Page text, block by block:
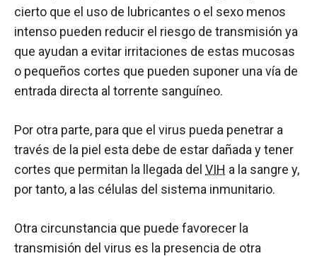
cierto que el uso de lubricantes o el sexo menos
intenso pueden reducir el riesgo de transmisión ya
que ayudan a evitar irritaciones de estas mucosas
o pequeños cortes que pueden suponer una vía de
entrada directa al torrente sanguíneo.
Por otra parte, para que el virus pueda penetrar a
través de la piel esta debe de estar dañada y tener
cortes que permitan la llegada del VIH a la sangre y,
por tanto, a las células del sistema inmunitario.
Otra circunstancia que puede favorecer la
transmisión del virus es la presencia de otra